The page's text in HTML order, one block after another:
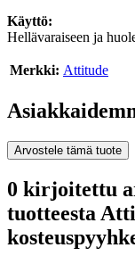
Käyttö:
Hellävaraiseen ja
Merkki: Attitude
Arvostele tämä tuote
0 kirjoitettu
tuotteesta